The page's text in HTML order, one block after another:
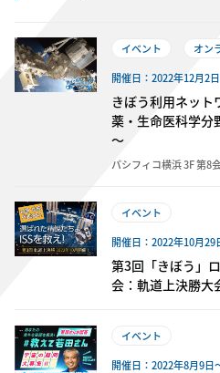
イベント
オン
開催日：2022年12月2日
きぼう利用ネット
薬・生命医科学分
～
パシフィコ横浜 3F 第8
イベント
開催日：2022年10月29
第3回「きぼう」
会：軌道上決勝大
イベント
開催日：2022年8月9日